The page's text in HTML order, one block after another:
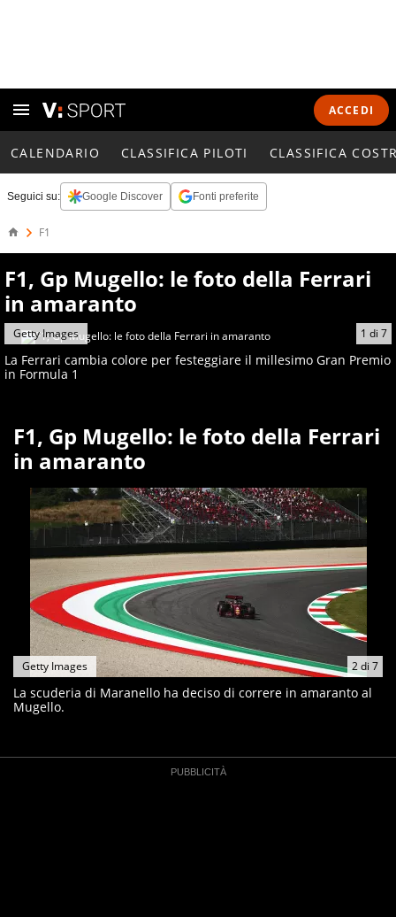
ACCEDI
CALENDARIO CLASSIFICA PILOTI CLASSIFICA
Seguici su: Google Discover Fonti preferite
F1
F1, Gp Mugello: le foto della Ferrari
in amaranto
1 di 7
Getty Images
La Ferrari cambia colore per festeggiare il millesimo Gran Premio
in Formula 1
F1, Gp Mugello: le foto della Ferrari
in amaranto
2di 7
Getty Images
La scuderia di Maranello ha deciso di correre in amaranto al
Mugello.